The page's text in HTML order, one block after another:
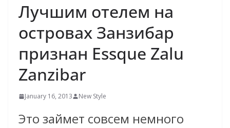
Лучшим отелем на
островах Занзибар
признан Essque Zalu
Zanzibar
January 16, 2013 New Style
Это займет совсем немного